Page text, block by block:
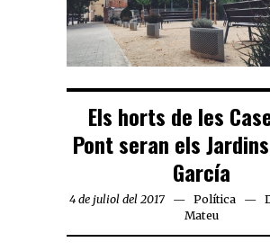
Els horts de les
Pont seran els Jardins
García
4 de juliol del 2017 Política
Mateu